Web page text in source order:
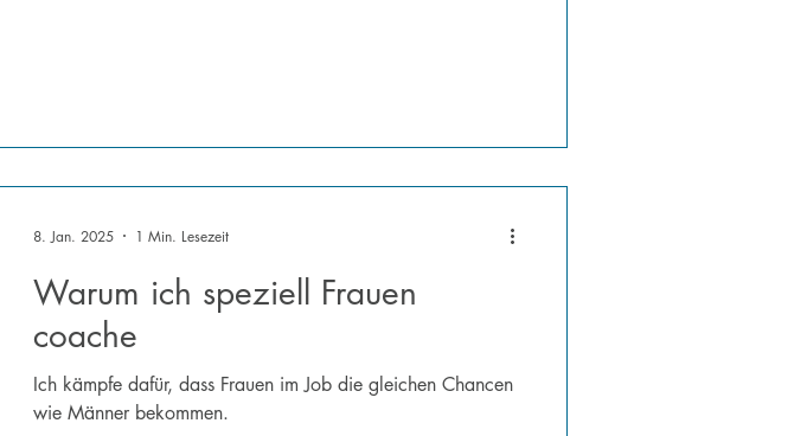
Warum ich speziell Frauen
coache
Ich kämpfe dafür, dass Frauen im Job die gleichen Chancen
wie Männer bekommen.
8. Jan. 2025 1 Min. Lesezeit